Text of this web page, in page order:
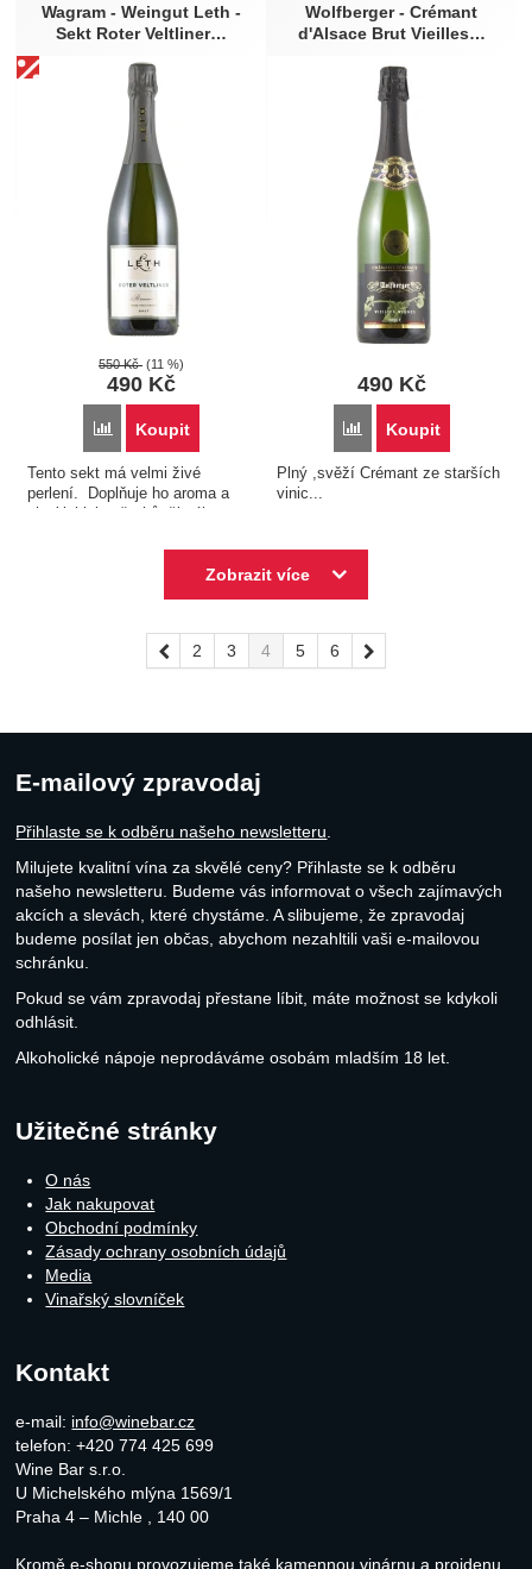
Wagram - Weingut Leth -
Sekt Roter Veltliner…
550Kč (11 %)
490 Kč
Přidat 'Wagram - Weingut Leth - Sekt Roter Veltliner
Koupit
Tento sekt má velmi živé
perlení. Doplňuje ho aroma a
chuť jablek, ořechů, žlutého a
elegantní a zároveň i krémové s
pěknou kyselinkou. Vyráběn
Wolfberger - Crémant
d'Alsace Brut Vieilles…
490 Kč
Přidat 'Wolfberger -
Koupit
Plný ,svěží Crémant ze starších
vinic...
Zobrazit více
předchozí
2 3 4 5 6
E-mailový zpravodaj
Přihlaste se k odběru našeho newsletteru
Milujete kvalitní vína za skvělé ceny? Přihlaste se k odběru
našeho newsletteru. Budeme vás informovat o všech zajímavých
akcích a slevách, které chystáme. A slibujeme, že zpravodaj
budeme posílat jen občas, abychom nezahltili vaši e-mailovou
schránku.
Pokud se vám zpravodaj přestane líbit, máte možnost se kdykoli
odhlásit.
Alkoholické nápoje neprodáváme osobám mladším 18 let.
Užitečné stránky
O nás
Jak nakupovat
Obchodní podmínky
Zásady ochrany osobních údajů
Media
Vinařský slovníček
Kontakt
e-mail: info@winebar.cz
telefon: +420 774 425 699
Wine Bar s.r.o.
U Michelského mlýna 1569/1
Praha 4 – Michle
140 00
Kromě e-shopu provozujeme také kamennou vinárnu a projdenu.